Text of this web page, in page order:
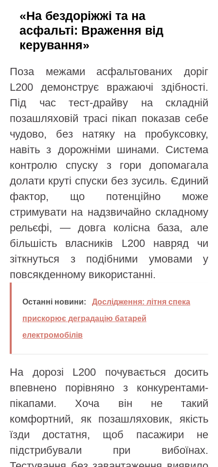
«На бездоріжжі та на
асфальті: Враження від
керування»
Поза межами асфальтованих доріг
L200 демонструє вражаючі здібності.
Під час тест-драйву на складній
позашляховій трасі пікап показав себе
чудово, без натяку на пробуксовку,
навіть з дорожніми шинами. Система
контролю спуску з гори допомагала
долати круті спуски без зусиль. Єдиний
фактор, що потенційно може
стримувати на надзвичайно складному
рельєфі, — довга колісна база, але
більшість власників L200 навряд чи
зіткнуться з подібними умовами у
повсякденному використанні.
Останні новини:
Дослідження: літня спека
прискорює деградацію батарей
електромобілів
На дорозі L200 почувається досить
впевнено порівняно з конкурентами-
пікапами. Хоча він не такий
комфортний, як позашляховик, якість
їзди достатня, щоб пасажири не
підстрибували при вибоїнах.